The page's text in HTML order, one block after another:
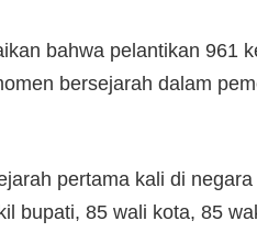
bahwa pelantikan 961
bersejarah dalam
pertama kali di
bupati, 85 wali kota, 85